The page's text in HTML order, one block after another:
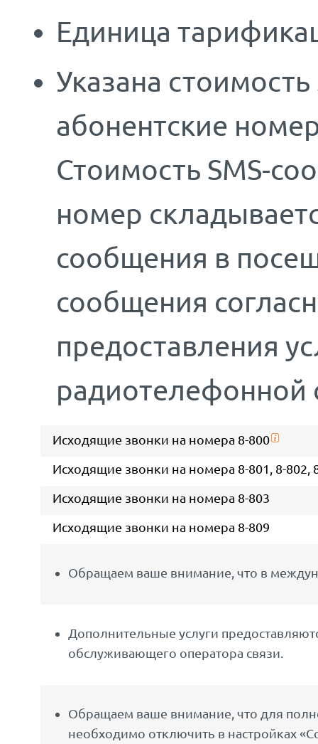
Единица
Указана
абонентские
Стоимость SMS-
номер
сообщения в
сообщения
предоставления
радиотелефонной
Исходящие звонки на номера 8-800
Исходящие звонки на номера 8-801, 8-802,
Исходящие звонки на номера 8-803
Исходящие звонки на номера 8-809
Обращаем ваше внимание, что в
Дополнительные услуги
обслуживающего оператора связи.
Обращаем ваше внимание, что для
необходимо отключить в настройках